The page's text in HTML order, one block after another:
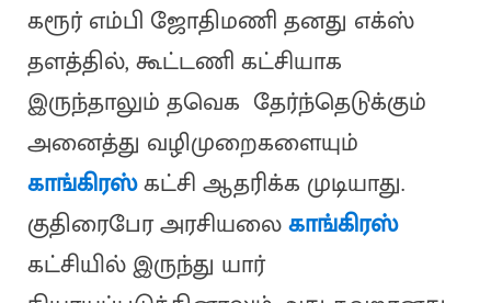
கரூர் எம்பி ஜோதிமணி தனது எக்ஸ்
தளத்தில், கூட்டணி கட்சியாக
இருந்தாலும் தவெக தேர்ந்தெடுக்கும்
அனைத்து வழிமுறைகளையும்
காங்கிரஸ்கட்சி ஆதரிக்க முடியாது.
குதிரைபேர அரசியலைகாங்கிரஸ்
கட்சியில் இருந்து யார்